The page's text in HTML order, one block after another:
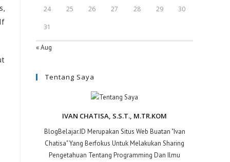
24 25 26 27 28 29 30
31
« Aug
Tentang Saya
IVAN CHATISA, S.S.T., M.TR.KOM
BlogBelajar.ID Merupakan Situs Web Buatan "Ivan
Chatisa" Yang Berfokus Untuk Melakukan Sharing
Pengetahuan Tentang Programming Dan Ilmu